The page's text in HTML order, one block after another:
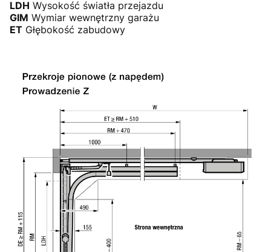
LDH Wysokość światła przejazdu
GIM Wymiar wewnętrzny garażu
ET Głębokość zabudowy